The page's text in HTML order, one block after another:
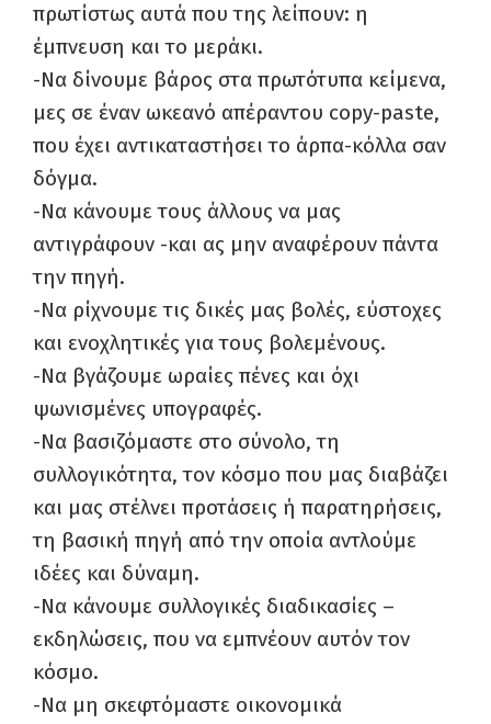
πρωτίστως αυτά που της λείπουν: η
έμπνευση και το μεράκι.
-Να δίνουμε βάρος στα πρωτότυπα κείμενα,
μες σε έναν ωκεανό απέραντου copy-paste,
που έχει αντικαταστήσει το άρπα-κόλλα σαν
δόγμα.
-Να κάνουμε τους άλλους να μας
αντιγράφουν -και ας μην αναφέρουν πάντα
την πηγή.
-Να ρίχνουμε τις δικές μας βολές, εύστοχες
και ενοχλητικές για τους βολεμένους.
-Να βγάζουμε ωραίες πένες και όχι
ψωνισμένες υπογραφές.
-Να βασιζόμαστε στο σύνολο, τη
συλλογικότητα, τον κόσμο που μας διαβάζει
και μας στέλνει προτάσεις ή παρατηρήσεις,
τη βασική πηγή από την οποία αντλούμε
ιδέες και δύναμη.
-Να κάνουμε συλλογικές διαδικασίες –
εκδηλώσεις, που να εμπνέουν αυτόν τον
κόσμο.
-Να μη σκεφτόμαστε οικονομικά